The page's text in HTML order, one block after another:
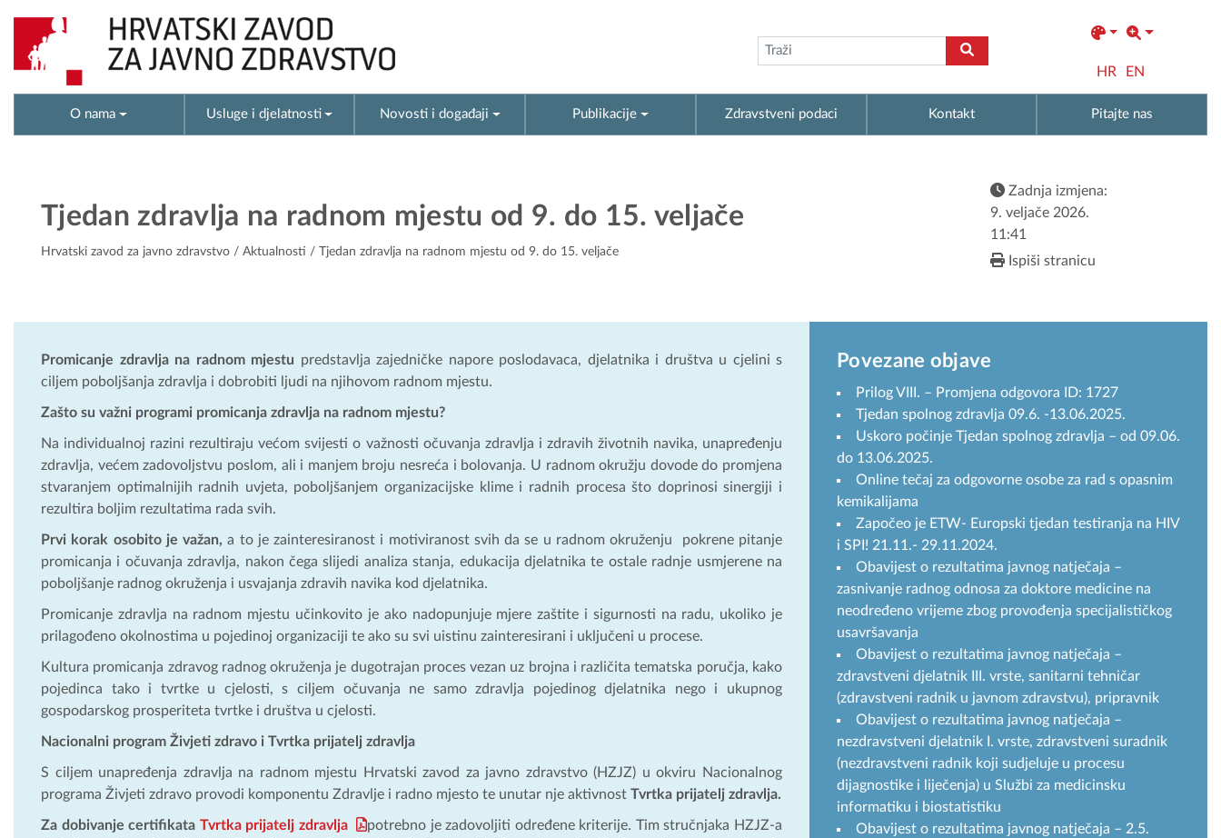
HR EN
O nama Usluge i djelatnosti Novosti i događaji Publikacije Zdravstveni podaci Kontakt Pitajte nas
Tjedan zdravlja na radnom mjestu od 9. do 15. veljače
Hrvatski zavod za javno zdravstvo / Aktualnosti / Tjedan zdravlja na radnom mjestu od 9. do 15. veljače
Zadnja izmjena:
9. veljače 2026.
11:41
Ispiši stranicu
Promicanje zdravlja na radnom mjestu predstavlja zajedničke napore poslodavaca, djelatnika i društva u cjelini s
ciljem poboljšanja zdravlja i dobrobiti ljudi na njihovom radnom mjestu.
Zašto su važni programi promicanja zdravlja na radnom mjestu?
Na individualnoj razini rezultiraju većom svijesti o važnosti očuvanja zdravlja i zdravih životnih navika, unapređenju
zdravlja, većem zadovoljstvu poslom, ali i manjem broju nesreća i bolovanja. U radnom okružju dovode do promjena
stvaranjem optimalnijih radnih uvjeta, poboljšanjem organizacijske klime i radnih procesa što doprinosi sinergiji i
rezultira boljim rezultatima rada svih.
Prvi korak osobito je važan, a to je zainteresiranost i motiviranost svih da se u radnom okruženju pokrene pitanje
promicanja i očuvanja zdravlja, nakon čega slijedi analiza stanja, edukacija djelatnika te ostale radnje usmjerene na
poboljšanje radnog okruženja i usvajanja zdravih navika kod djelatnika.
Promicanje zdravlja na radnom mjestu učinkovito je ako nadopunjuje mjere zaštite i sigurnosti na radu, ukoliko je
prilagođeno okolnostima u pojedinoj organizaciji te ako su svi uistinu zainteresirani i uključeni u procese.
Kultura promicanja zdravog radnog okruženja je dugotrajan proces vezan uz brojna i različita tematska poručja, kako
pojedinca tako i tvrtke u cjelosti, s ciljem očuvanja ne samo zdravlja pojedinog djelatnika nego i ukupnog
gospodarskog prosperiteta tvrtke i društva u cjelosti.
Nacionalni program Živjeti zdravo i Tvrtka prijatelj zdravlja
S ciljem unapređenja zdravlja na radnom mjestu Hrvatski zavod za javno zdravstvo (HZJZ) u okviru Nacionalnog
programa Živjeti zdravo provodi komponentu Zdravlje i radno mjesto te unutar nje aktivnost Tvrtka prijatelj zdravlja.
Za dobivanje certifikata Tvrtka prijatelj zdravlja
potrebno je zadovoljiti određene kriterije. Tim stručnjaka HZJZ-a
Povezane objave
Prilog VIII. – Promjena odgovora ID: 1727
Tjedan spolnog zdravlja 09.6. -13.06.2025.
Uskoro počinje Tjedan spolnog zdravlja – od 09.06.
do 13.06.2025.
Online tečaj za odgovorne osobe za rad s opasnim
kemikalijama
Započeo je ETW- Europski tjedan testiranja na HIV
i SPI! 21.11.- 29.11.2024.
Obavijest o rezultatima javnog natječaja –
zasnivanje radnog odnosa za doktore medicine na
neodređeno vrijeme zbog provođenja specijalističkog
usavršavanja
Obavijest o rezultatima javnog natječaja –
zdravstveni djelatnik III. vrste, sanitarni tehničar
(zdravstveni radnik u javnom zdravstvu), pripravnik
Obavijest o rezultatima javnog natječaja –
nezdravstveni djelatnik I. vrste, zdravstveni suradnik
(nezdravstveni radnik koji sudjeluje u procesu
dijagnostike i liječenja) u Službi za medicinsku
informatiku i biostatistiku
Obavijest o rezultatima javnog natječaja – 2.5.